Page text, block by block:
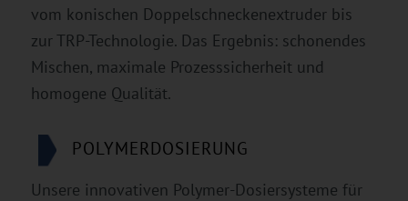
vom konischen Doppelschneckenextruder bis
zur TRP-Technologie. Das Ergebnis: schonendes
Mischen, maximale Prozesssicherheit und
homogene Qualität.
POLYMERDOSIERUNG
Unsere innovativen Polymer-Dosiersysteme für